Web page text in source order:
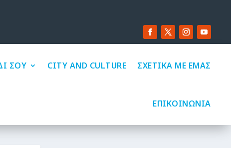
ΣΟΥ CITY AND CULTURE ΣΧΕΤΙΚΑ ΜΕ ΕΜΑΣ
ΕΠΙΚΟΙΝΩΝΙΑ